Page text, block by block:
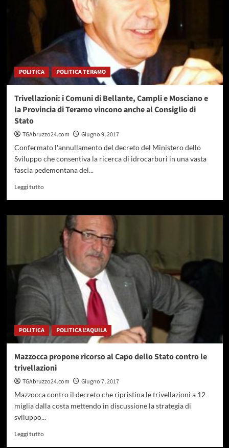
trivellazioni
successo
Giulianova
POLITICA POLITICA TERAMO
Trivellazioni: i Comuni di Bellante, Campli e Mosciano e
la Provincia di Teramo vincono anche al Consiglio di
Stato
TGAbruzzo24.com
Giugno 9, 2017
Confermato l'annullamento del decreto del Ministero dello
Sviluppo che consentiva la ricerca di idrocarburi in una vasta
fascia pedemontana del...
Leggi tuttoLeggi
su
Trivellazioni:
Comuni
Bellante,
Mosciano
la
Provincia
di
Teramo
anche
al
Consiglio
Stato
POLITICA POLITICA L'AQUILA
Mazzocca propone ricorso al Capo dello Stato contro le
trivellazioni
TGAbruzzo24.com
Giugno 7, 2017
Mazzocca contro il decreto che ripristina le trivellazioni a 12
miglia dalla costa mettendo in discussione la strategia di
sviluppo...
Leggi tuttoLeggi